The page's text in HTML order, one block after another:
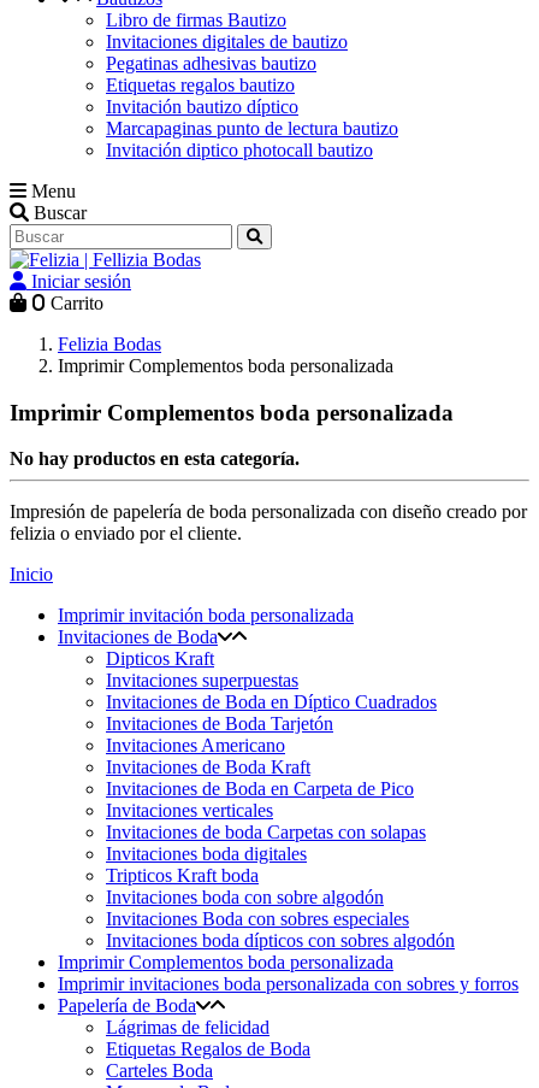
Libro de firmas Bautizo
Invitaciones digitales de bautizo
Pegatinas adhesivas bautizo
Etiquetas regalos bautizo
Invitación bautizo díptico
Marcapaginas punto de lectura bautizo
Invitación diptico photocall bautizo
Menu
Buscar
Iniciar sesión
0 Carrito
Felizia Bodas
Imprimir Complementos boda personalizada
Imprimir Complementos boda personalizada
No hay productos en esta categoría.
Impresión de papelería de boda personalizada con diseño creado por
felizia o enviado por el cliente.
Inicio
Imprimir invitación boda personalizada
Invitaciones de Boda
Dipticos Kraft
Invitaciones superpuestas
Invitaciones de Boda en Díptico Cuadrados
Invitaciones de Boda Tarjetón
Invitaciones Americano
Invitaciones de Boda Kraft
Invitaciones de Boda en Carpeta de Pico
Invitaciones verticales
Invitaciones de boda Carpetas con solapas
Invitaciones boda digitales
Tripticos Kraft boda
Invitaciones boda con sobre algodón
Invitaciones Boda con sobres especiales
Invitaciones boda dípticos con sobres algodón
Imprimir Complementos boda personalizada
Imprimir invitaciones boda personalizada con sobres y forros
Papelería de Boda
Lágrimas de felicidad
Etiquetas Regalos de Boda
Carteles Boda